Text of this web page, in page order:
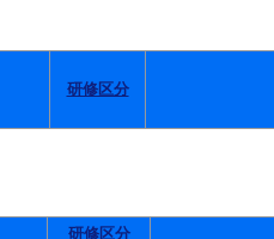
研修区分
研修区分